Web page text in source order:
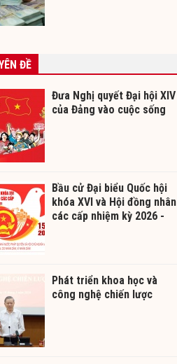
ĐỀ
Đưa Nghị quyết Đại hội XIV
của Đảng vào cuộc sống
Bầu cử Đại biểu Quốc hội
khóa XVI và Hội đồng nhân
các cấp nhiệm kỳ 2026 -
Phát triển khoa học và
công nghệ chiến lược